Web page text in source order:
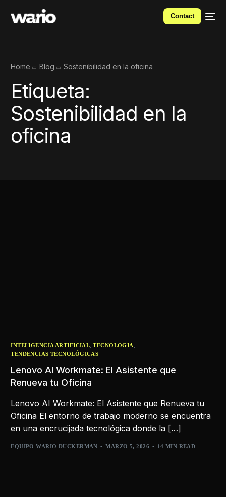
Contact
Home Blog Sostenibilidad en la oficina
Etiqueta:
Sostenibilidad en la
oficina
INTELIGENCIA ARTIFICIAL,TECNOLOGIA ,
TENDENCIAS TECNOLÓGICAS
Lenovo AI Workmate: El Asistente que
Renueva tu Oficina
Lenovo AI Workmate: El Asistente que Renueva tu
Oficina El entorno de trabajo moderno se encuentra
en una encrucijada tecnológica donde la […]
EQUIPO WARIO DUCKERMAN MARZO 5, 2026 14 MIN READ